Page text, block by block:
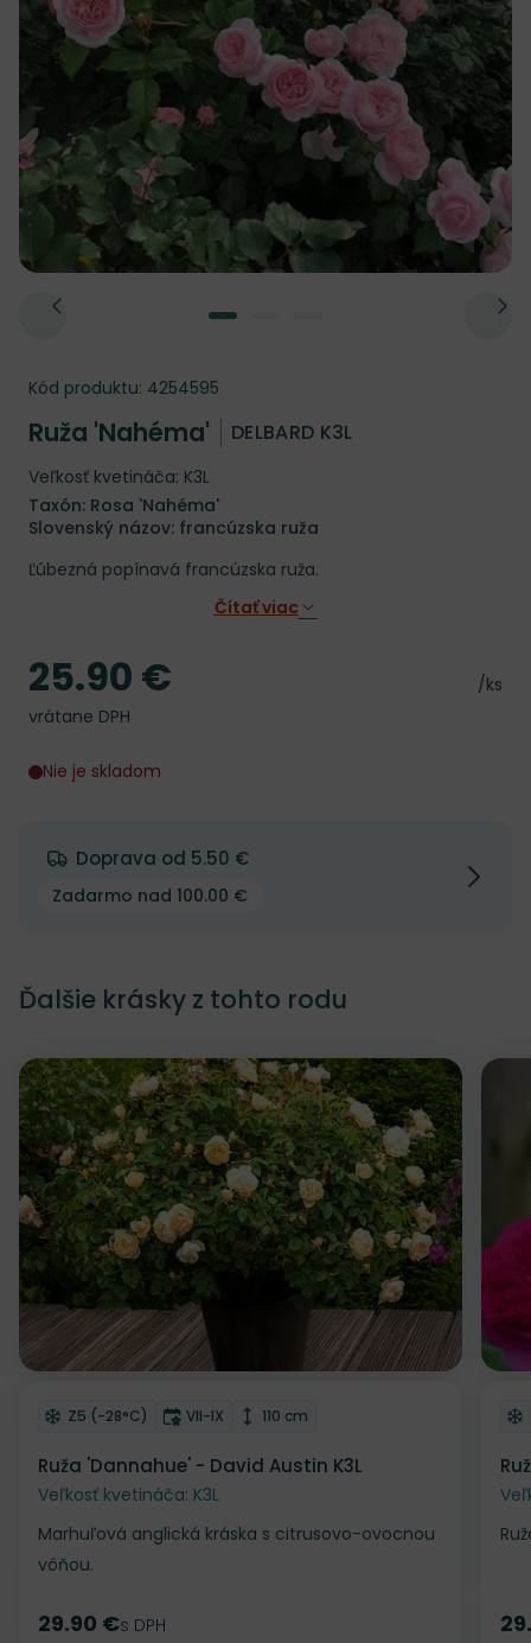
Kód produktu: 4254595
Ruža 'Nahéma' DELBARD K3L
Veľkosť kvetináča: K3L
Taxón: Rosa 'Nahéma'
Slovenský názov: francúzska ruža
Ľúbezná popínavá francúzska ruža.
Čítať viac
Cena
/ks
Cena
25.90 €
vrátane DPH
Nie je skladom
Doprava od 5.50 €
Zadarmo nad 100.00 €
Ďalšie krásky z tohto rodu
Odober do zoznamu želaní
Mrazuvzdornosť
Z5 (-28°C) Doba kvitnutia
VII-IX Výška rastliny
110 cm
Ruža 'Dannahue' - David Austin K3L
Veľkosť kvetináča: K3L
Marhuľová anglická kráska s citrusovo-ovocnou
vôňou.
Cena
29.90 €s DPH